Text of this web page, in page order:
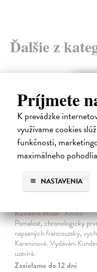
Príjmete
K prevádzke
využívame cookies
funkčnosti,
maximálneho
NASTAVENIA
Ďalšie z
Kundera Milan| Kniha
Pomalost, chronologicky
napsaných francouzsky,
Kareninové. Vydávání
uzavírá.
Zasielame do 12 dní